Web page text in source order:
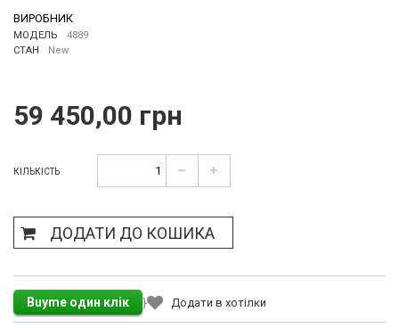
ВИРОБНИК
МОДЕЛЬ
4889
СТАН
New
59 450,00 грн
КІЛЬКІСТЬ
ДОДАТИ ДО КОШИКА
} Додати в хотілки